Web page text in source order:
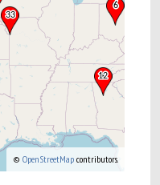
© OpenStreetMap contributors.